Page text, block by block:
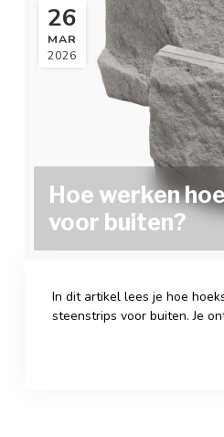
26
MAR
2026
Hoe werken
voor buiten?
In dit artikel lees je hoe
steenstrips voor buiten. Je